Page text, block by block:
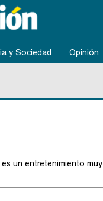
y Sociedad Opinión
un entretenimiento muy